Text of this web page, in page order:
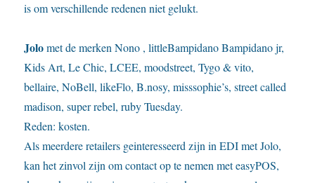
is om verschillende redenen niet gelukt.
Jolomet de merken Nono , littleBampidano Bampidano jr,
Kids Art, Le Chic, LCEE, moodstreet, Tygo & vito,
bellaire, NoBell, likeFlo, B.nosy, misssophie’s, street called
madison, super rebel, ruby Tuesday.
Reden: kosten.
Als meerdere retailers geinteresseerd zijn in EDI met Jolo,
kan het zinvol zijn om contact op te nemen met easyPOS,